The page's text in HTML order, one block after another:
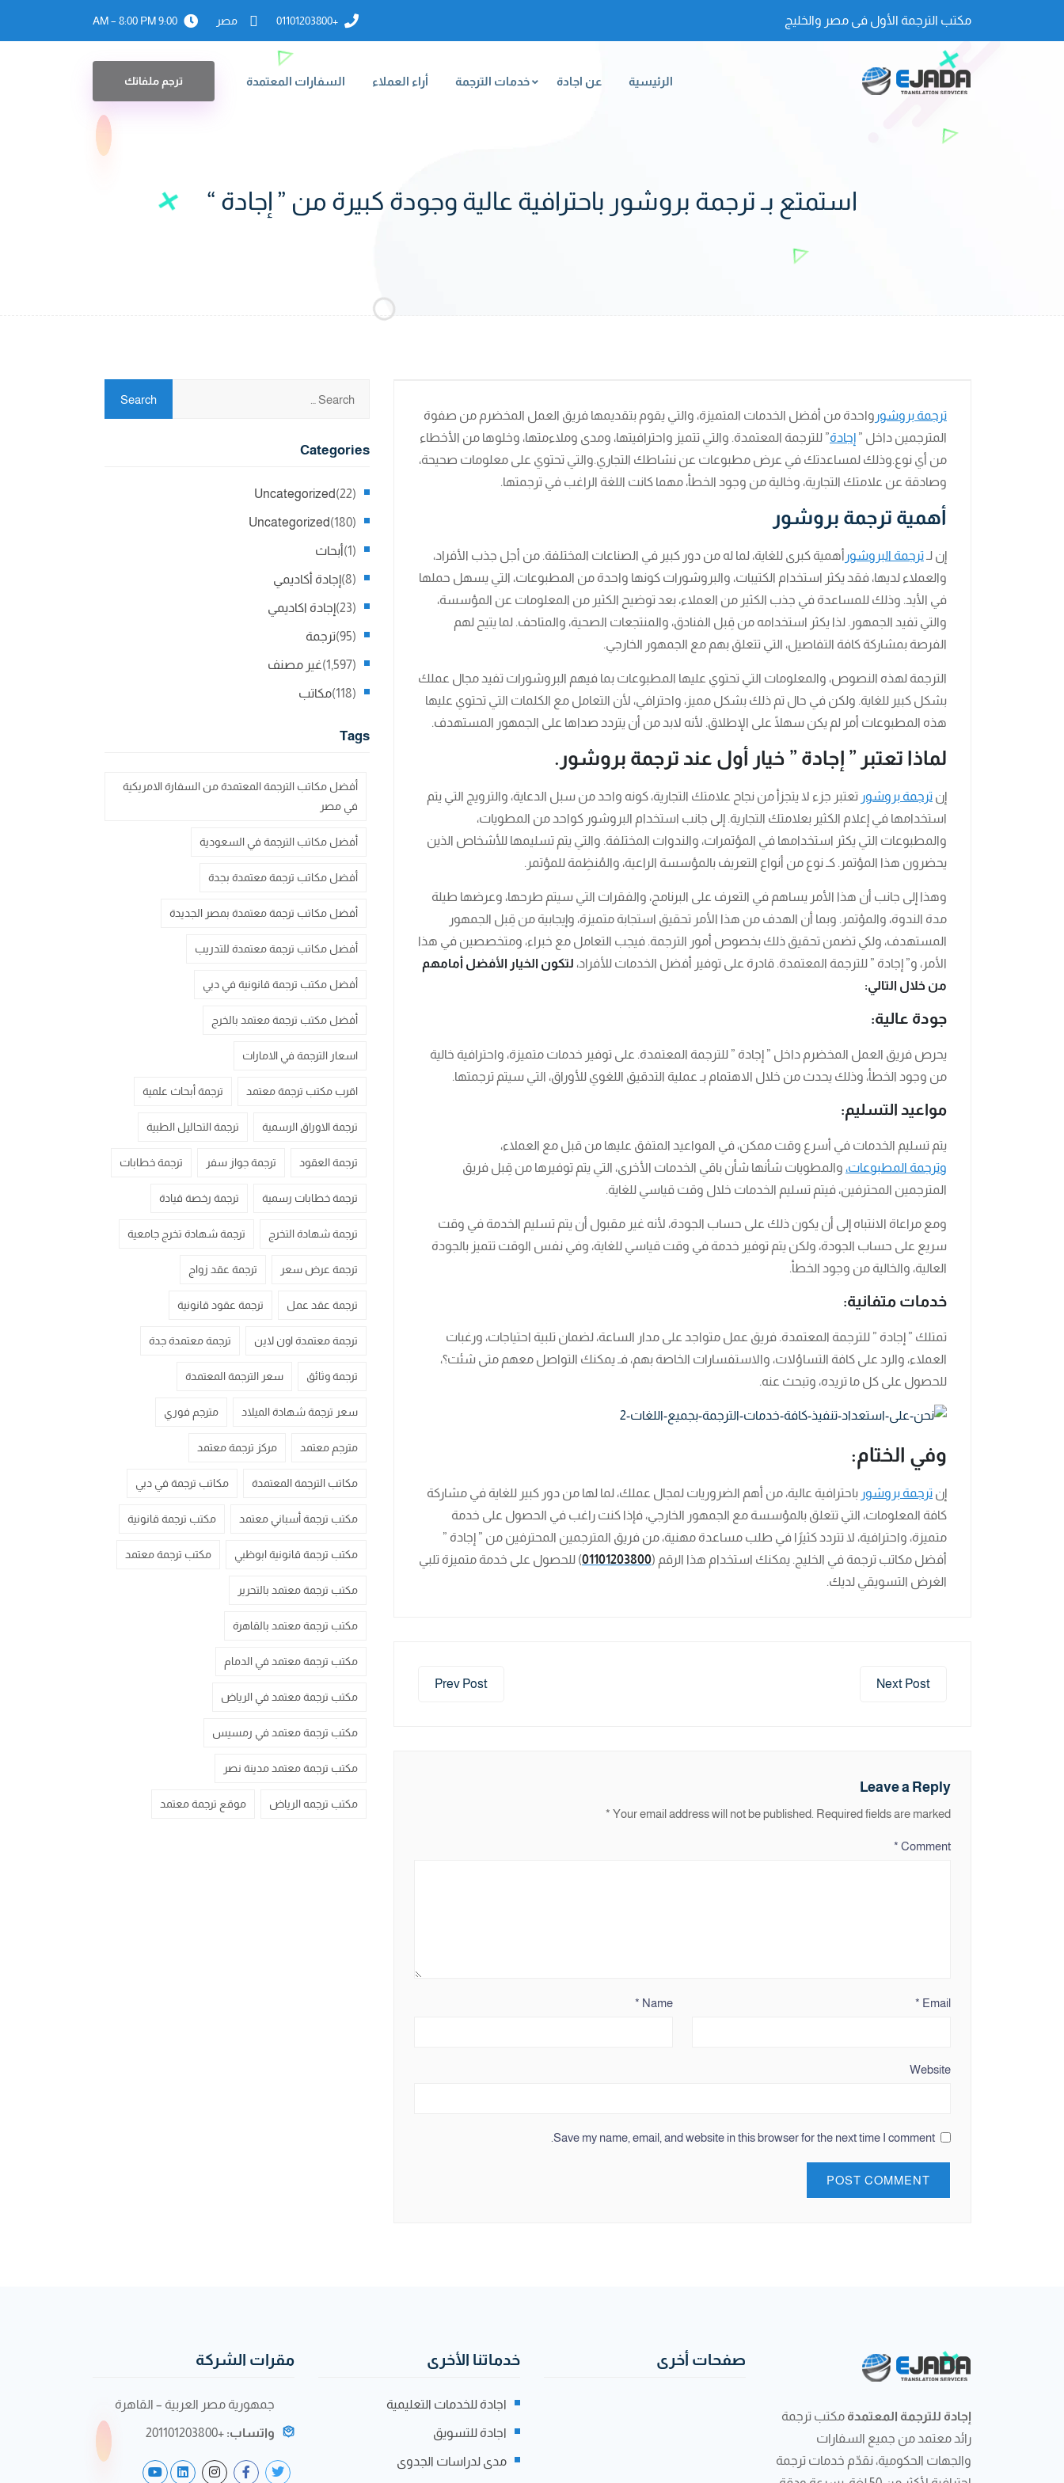
مكتب الترجمة الأول فى مصر والخليج +01101203800 مصر 9:00 AM – 8:00 PM
الرئيسية عن اجادة خدمات الترجمة أراء العملاء السفارات المعتمدة ترجم ملفاتك
استمتع بـ ترجمة بروشور باحترافية عالية وجودة كبيرة من ” إجادة “
ترجمة بروشور واحدة من أفضل الخدمات المتميزة، والتي يقوم بتقديمها فريق العمل المخضرم من صفوة
المترجمين داخل ” إجادة” للترجمة المعتمدة. والتي تتميز واحترافيتها، ومدى وملاءمتها، وخلوها من الأخطاء
من أي نوع.وذلك لمساعدتك في عرض مطبوعات عن نشاطك التجاري.والتي تحتوي على معلومات صحيحة،
وصادقة عن علامتك التجارية، وخالية من وجود الخطأ، مهما كانت اللغة الراغب في ترجمتها.
أهمية ترجمة بروشور
إن لـ ترجمة البروشور أهمية كبرى للغاية، لما له من دور كبير في الصناعات المختلفة. من أجل جذب الأفراد،
والعملاء لديها، فقد يكثر استخدام الكتيبات، والبروشورات كونها واحدة من المطبوعات، التي يسهل حملها
في الأيد. وذلك للمساعدة في جذب الكثير من العملاء، بعد توضيح الكثير من المعلومات عن المؤسسة،
والتي تفيد الجمهور. لذا يكثر استخدامه من قِبل الفنادق، والمنتجعات الصحية، والمتاحف. لما يتيح لهم
الفرصة بمشاركة كافة التفاصيل، التي تتعلق بهم مع الجمهور الخارجي.
الترجمة لهذه النصوص، والمعلومات التي تحتوي عليها المطبوعات بما فيهم البروشورات تفيد مجال عملك
بشكل كبير للغاية. ولكن في حال تم ذلك بشكل مميز، واحترافي، لأن التعامل مع الكلمات التي تحتوي عليها
هذه المطبوعات أمر لم يكن سهلًا على الإطلاق. لأنه لابد من أن يتردد صداها على الجمهور المستهدف.
لماذا تعتبر ” إجادة ” خيار أول عند ترجمة بروشور.
إن ترجمة بروشور تعتبر جزء لا يتجزأ من نجاح علامتك التجارية، كونه واحد من سبل الدعاية، والترويج التي يتم
استخدامها في إعلام الكثير بعلامتك التجارية. إلى جانب استخدام البروشور كواحد من المطويات،
والمطبوعات التي يكثر استخدامها في المؤتمرات، والندوات المختلفة. والتي يتم تسليمها للأشخاص الذين
يحضرون هذا المؤتمر. كـ نوع من أنواع التعريف بالمؤسسة الراعية، والمُنظِمة للمؤتمر.
وهذا إلى جانب أن هذا الأمر يساهم في التعرف على البرنامج، والفقرات التي سيتم طرحها، وعرضها طيلة
مدة الندوة، والمؤتمر. وبما أن الهدف من هذا الأمر تحقيق استجابة متميزة، وإيجابية من قِبل الجمهور
المستهدف، ولكي تضمن تحقيق ذلك بخصوص أمور الترجمة. فيجب التعامل مع خبراء، ومتخصصين في هذا
الأمر، و” إجادة ” للترجمة المعتمدة. قادرة على توفير أفضل الخدمات للأفراد، لتكون الخيار الأفضل أمامهم
من خلال التالي:
جودة عالية:
يحرص فريق العمل المخضرم داخل ” إجادة ” للترجمة المعتمدة. على توفير خدمات متميزة، واحترافية خالية
من وجود الخطأ، وذلك يحدث من خلال الاهتمام بـ عملية التدقيق اللغوي للأوراق، التي سيتم ترجمتها.
مواعيد التسليم:
يتم تسليم الخدمات في أسرع وقت ممكن، في المواعيد المتفق عليها من قبل مع العملاء،
وترجمة المطبوعات، والمطويات شأنها شأن باقي الخدمات الأخرى، التي يتم توفيرها من قِبل فريق
المترجمين المحترفين، فيتم تسليم الخدمات خلال وقت قياسي للغاية.
ومع مراعاة الانتباه إلى أن يكون ذلك على حساب الجودة، لأنه غير مقبول أن يتم تسليم الخدمة في وقت
سريع على حساب الجودة، ولكن يتم توفير خدمة في وقت قياسي للغاية، وفي نفس الوقت تتميز بالجودة
العالية، والخالية من وجود الخطأ.
خدمات متفانية:
تمتلك ” إجادة ” للترجمة المعتمدة. فريق عمل متواجد على مدار الساعة، لضمان تلبية احتياجات، ورغبات
العملاء، والرد على كافة التساؤلات، والاستفسارات الخاصة بهم، فـ يمكنك التواصل معهم متى شئت؟،
للحصول على كل ما تريده، وتبحث عنه.
وفي الختام:
إن ترجمة بروشور باحترافية عالية، من أهم الضروريات لمجال عملك، لما لها من دور كبير للغاية في مشاركة
كافة المعلومات، التي تتعلق بالمؤسسة مع الجمهور الخارجي، فإذا كنت راغب في الحصول على خدمة
متميزة، واحترافية، لا تتردد كثيرًا في طلب مساعدة مهنية، من فريق المترجمين المحترفين من ” إجادة ”
أفضل مكاتب ترجمة في الخليج. يمكنك استخدام هذا الرقم (01101203800) للحصول على خدمة متميزة تلبي
الغرض التسويقي لديك.
Prev Post Next Post
Leave a Reply
Your email address will not be published. Required fields are marked
*
Comment
*
Name
* Email
*
Website
Save my name, email, and website in this browser for the next time I comment.
Categories
Uncategorized (22)
Uncategorized (180)
أبحاث (1)
إجادة أكاديمي (8)
إجادة اكاديمي (23)
ترجمة (95)
غير مصنف (1,597)
مكاتب (118)
Tags
أفضل مكاتب الترجمة المعتمدة من السفارة الامريكية
في مصر
أفضل مكاتب الترجمة في السعودية
أفضل مكاتب ترجمة معتمدة بجدة
أفضل مكاتب ترجمة معتمدة بمصر الجديدة
أفضل مكاتب ترجمة معتمدة للتدريب
أفضل مكتب ترجمة قانونية في دبي
أفضل مكتب ترجمة معتمد بالخرج
اسعار الترجمة في الامارات
اقرب مكتب ترجمة معتمد ترجمة أبحاث علمية
ترجمة الاوراق الرسمية ترجمة التحاليل الطبية
ترجمة العقود ترجمة جواز سفر ترجمة خطابات
ترجمة خطابات رسمية ترجمة رخصة قيادة
ترجمة شهادة التخرج ترجمة شهادة تخرج جامعية
ترجمة عرض سعر ترجمة عقد زواج
ترجمة عقد عمل ترجمة عقود قانونية
ترجمة معتمدة اون لاين ترجمة معتمدة جدة
ترجمة وثائق سعر الترجمة المعتمدة
سعر ترجمة شهادة الميلاد مترجم فوري
مترجم معتمد مركز ترجمة معتمد
مكاتب الترجمة المعتمدة مكاتب ترجمة في دبي
مكتب ترجمة أسباني معتمد مكتب ترجمة قانونية
مكتب ترجمة قانونية ابوظبي مكتب ترجمة معتمد
مكتب ترجمة معتمد بالتحرير
مكتب ترجمة معتمد بالقاهرة
مكتب ترجمة معتمد في الدمام
مكتب ترجمة معتمد في الرياض
مكتب ترجمة معتمد في رمسيس
مكتب ترجمة معتمد مدينة نصر
مكتب ترجمه الرياض موقع ترجمة معتمد
إجادة للترجمة المعتمدة مكتب ترجمة
رائد معتمد من جميع السفارات
والجهات الحكومية، نقدّم خدمات ترجمة
صفحات أخرى خدماتنا الأخرى
اجادة للخدمات التعليمية
اجادة للتسويق
مدى لدراسات الجدوى
مقرات الشركة
جمهورية مصر العربية – القاهرة
واتساب: +201101203800